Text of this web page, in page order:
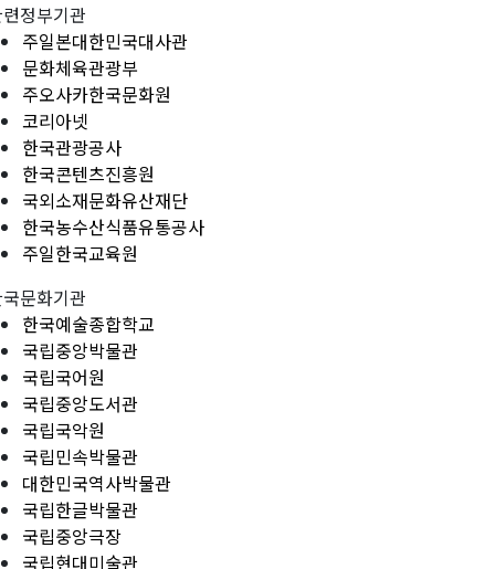
정부기관
주일본대한민국대사관
문화체육관광부
주오사카한국문화원
코리아넷
한국관광공사
한국콘텐츠진흥원
국외소재문화유산재단
한국농수산식품유통공사
주일한국교육원
문화기관
한국예술종합학교
국립중앙박물관
국립국어원
국립중앙도서관
국립국악원
국립민속박물관
대한민국역사박물관
국립한글박물관
국립중앙극장
국립현대미술관